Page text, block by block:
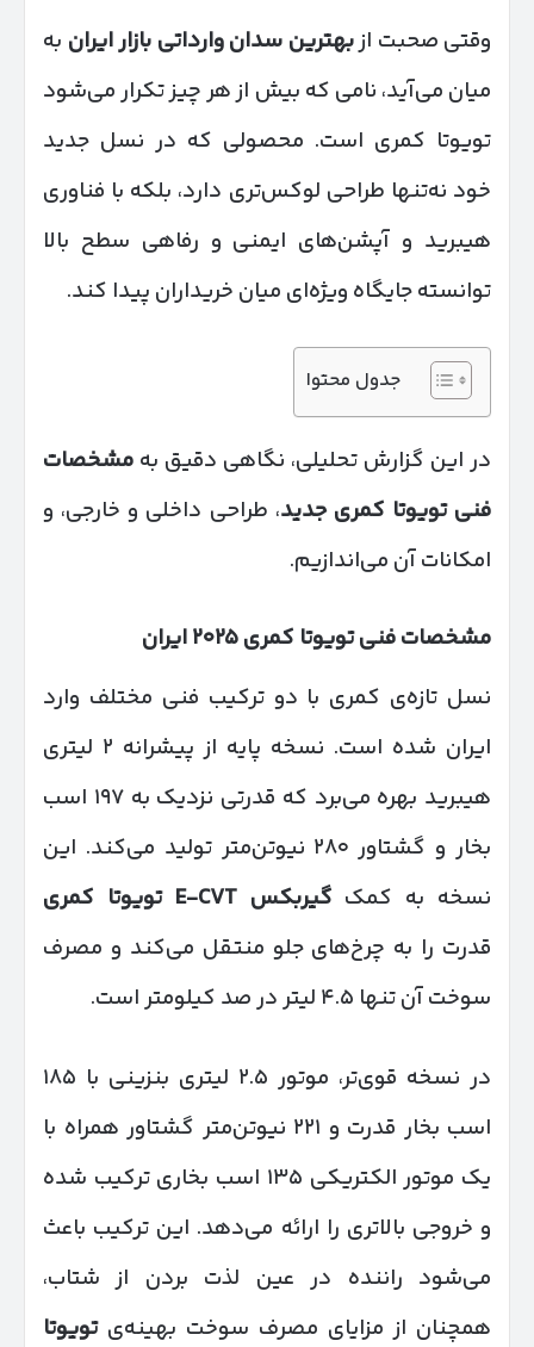
وقتی صحبت ازبهترین سدان وارداتی بازار ایران به
میان می‌آید، نامی که بیش از هر چیز تکرار می‌شود
تویوتا کمری است. محصولی که در نسل جدید
خود نه‌تنها طراحی لوکس‌تری دارد، بلکه با فناوری
هیبرید و آپشن‌های ایمنی و رفاهی سطح بالا
توانسته جایگاه ویژه‌ای میان خریداران پیدا کند.
جدول محتوا
در این گزارش تحلیلی، نگاهی دقیق به مشخصات
فنی تویوتا کمری جدید، طراحی داخلی و خارجی، و
امکانات آن می‌اندازیم.
مشخصات فنی تویوتا کمری۲۰۲۵ایران
نسل تازه‌ی کمری با دو ترکیب فنی مختلف وارد
ایران شده است. نسخه پایه از پیشرانه ۲ لیتری
هیبرید بهره می‌برد که قدرتی نزدیک به ۱۹۷ اسب
بخار و گشتاور ۲۸۰ نیوتن‌متر تولید می‌کند. این
نسخه به کمک گیربکس E-CVT
تویوتا کمری
قدرت را به چرخ‌های جلو منتقل می‌کند و مصرف
سوخت آن تنها ۴.۵ لیتر در صد کیلومتر است.
در نسخه قوی‌تر، موتور ۲.۵ لیتری بنزینی با ۱۸۵
اسب بخار قدرت و ۲۲۱ نیوتن‌متر گشتاور همراه با
یک موتور الکتریکی ۱۳۵ اسب بخاری ترکیب شده
و خروجی بالاتری را ارائه می‌دهد. این ترکیب باعث
می‌شود راننده در عین لذت بردن از شتاب،
همچنان از مزایای مصرف سوخت بهینه‌یتویوتا